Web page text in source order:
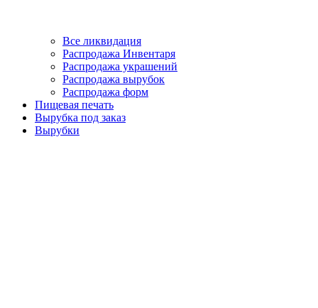
Все ликвидация
Распродажа Инвентаря
Распродажа украшений
Распродажа вырубок
Распродажа форм
Пищевая печать
Вырубка под заказ
Вырубки